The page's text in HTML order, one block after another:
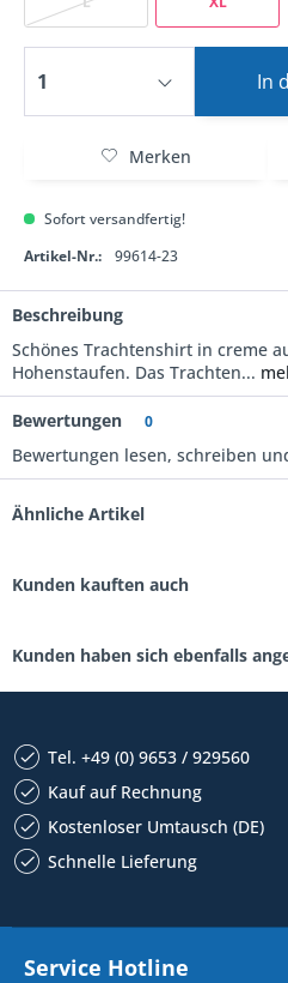
In
Merken
Sofort versandfertig!
Artikel-Nr.:
99614-23
Beschreibung
Schönes Trachtenshirt in creme
Hohenstaufen. Das Trachten...
Bewertungen 0
Bewertungen lesen, schreiben
Ähnliche Artikel
Kunden kauften auch
Kunden haben sich ebenfalls
Tel. +49 (0) 9653 / 929560
Kauf auf Rechnung
Kostenloser Umtausch (DE)
Schnelle Lieferung
Service Hotline